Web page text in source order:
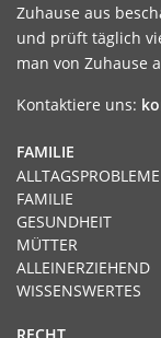
Zuhause aus
und prüft täglich
man von Zuhause
Kontaktiere uns:
FAMILIE
ALLTAGSPROBLEME
FAMILIE
GESUNDHEIT
MÜTTER
ALLEINERZIEHEND
WISSENSWERTES
RECHT